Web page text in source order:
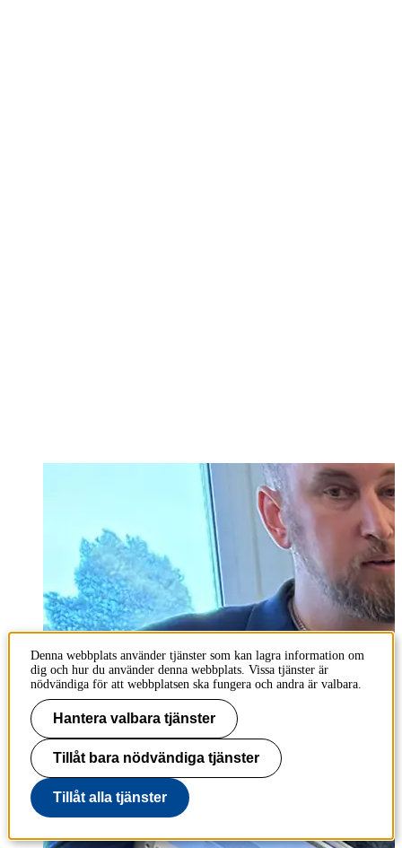
Denna webbplats använder tjänster som kan lagra information om
dig och hur du använder denna webbplats. Vissa tjänster är
nödvändiga för att webbplatsen ska fungera och andra är valbara.
Hantera valbara tjänster
Tillåt bara nödvändiga tjänster
Tillåt alla tjänster